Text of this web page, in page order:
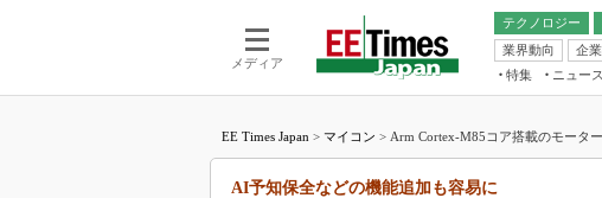
メディア
テクノロジー
電池／エネルギー
アナログ
マイコン
業界動向
企
特集 ニュース
福田昭のデバイス通
湯之上隆のナノフォ
電子ブック
EE Times Japan > マイコン > Arm Cortex-M85コア搭載のモータ
AI予知保全などの機能追加も容易に